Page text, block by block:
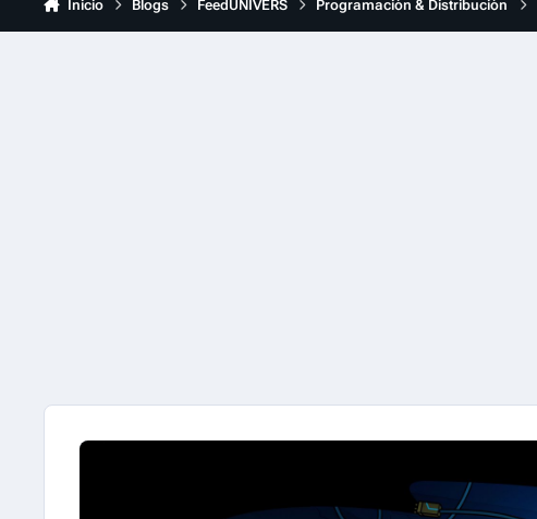
Inicio Blogs FeedUNIVERS Programación & Distribución